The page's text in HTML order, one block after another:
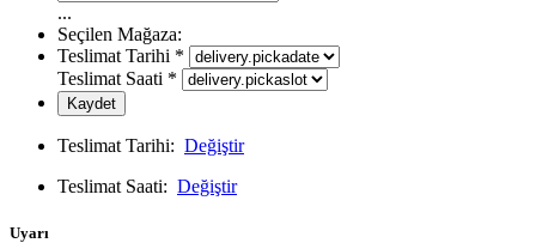
...
Seçilen Mağaza:
Teslimat Tarihi *
Teslimat Saati *
Kaydet
Teslimat Tarihi: Değiştir
Teslimat Saati: Değiştir
Uyarı